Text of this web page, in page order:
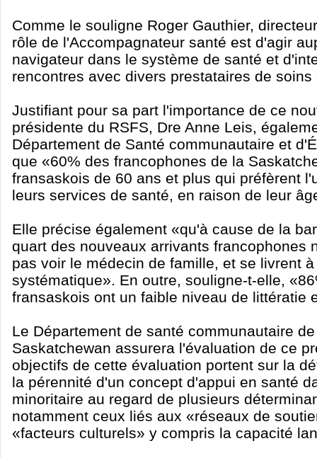
Comme le souligne Roger Gauthier,
rôle de l'Accompagnateur santé est d'agir
navigateur dans le système de santé et
rencontres avec divers prestataires de soins
Justifiant pour sa part l'importance de ce
présidente du RSFS, Dre Anne Leis,
Département de Santé communautaire et
que «60% des francophones de la
fransaskois de 60 ans et plus qui préfèrent
leurs services de santé, en raison de leur
Elle précise également «qu'à cause de la
quart des nouveaux arrivants francophones
pas voir le médecin de famille, et se livrent
systématique». En outre, souligne-t-elle,
fransaskois ont un faible niveau de littératie
Le Département de santé communautaire
Saskatchewan assurera l'évaluation de ce
objectifs de cette évaluation portent sur la
la pérennité d'un concept d'appui en santé
minoritaire au regard de plusieurs
notamment ceux liés aux «réseaux de
«facteurs culturels» y compris la capacité